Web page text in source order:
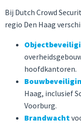
Bij Dutch Crowd
regio Den Haag
hoofdkantoren.
Haag, inclusief
Voorburg.
Brandwacht